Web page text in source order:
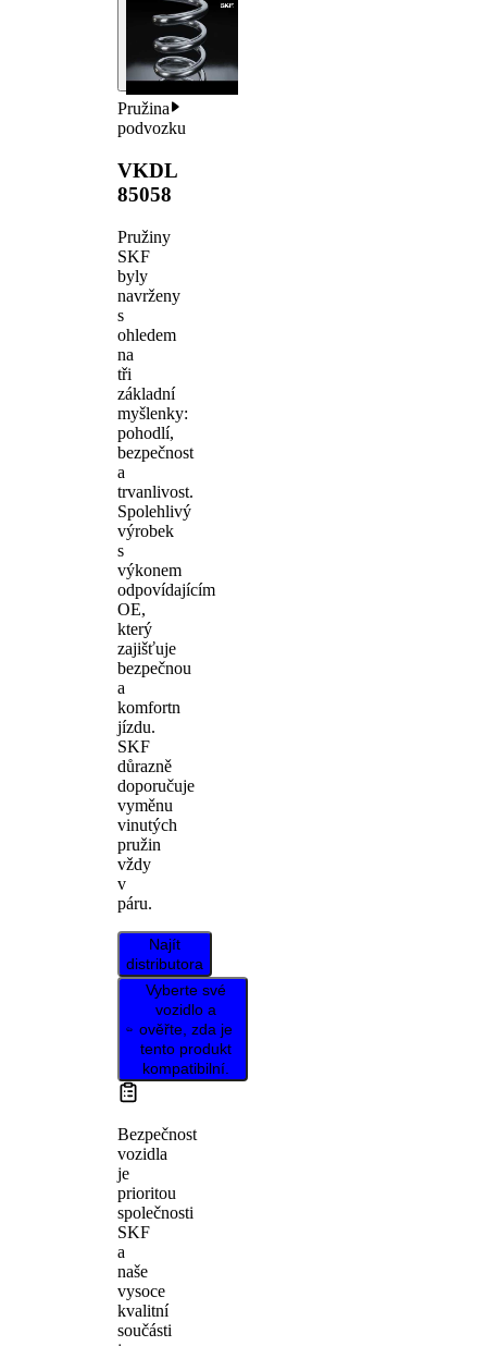
Pružina
podvozku
VKDL
85058
Pružiny
SKF
byly
navrženy
s
ohledem
na
tři
základní
myšlenky:
pohodlí,
bezpečnost
a
trvanlivost.
Spolehlivý
výrobek
s
výkonem
odpovídajícím
OE,
který
zajišťuje
bezpečnou
a
komfortn
jízdu.
SKF
důrazně
doporučuje
vyměnu
vinutých
pružin
vždy
v
páru.
Najít
distributora
Vyberte své
vozidlo a
ověřte, zda je
tento produkt
kompatibilní.
Bezpečnost
vozidla
je
prioritou
společnosti
SKF
a
naše
vysoce
kvalitní
součásti